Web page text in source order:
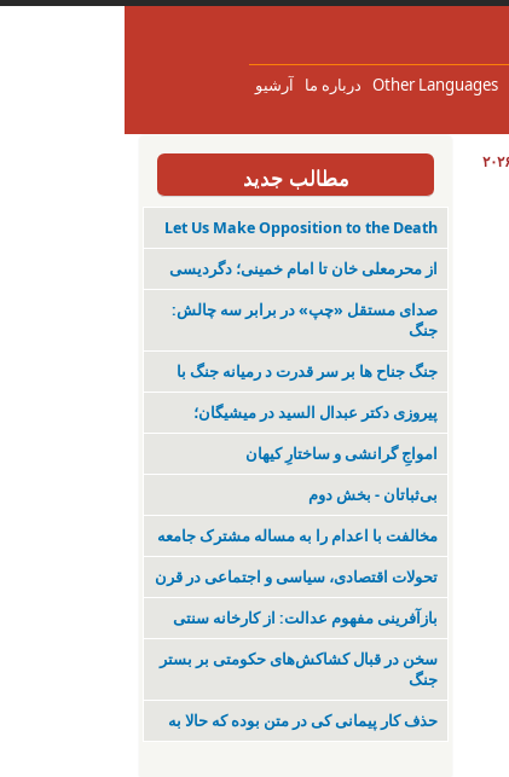
Other Languages درباره ما آرشیو
مطالب جدید
Let Us Make Opposition to the Death
از محرمعلی خان تا امام خمینی؛ دگردیسی
صدای مستقل «چپ» در برابر سه چالش:
جنگ
جنگ جناح ها بر سر قدرت د رمیانە جنگ با
پیروزی دکتر عبدال السید در میشیگان؛
‌امواجِ گرانشی و ساختارِ کیهان
بی‌ثباتان - بخش دوم
مخالفت با اعدام را به مساله مشترک جامعه
تحولات اقتصادی، سیاسی و اجتماعی در قرن
بازآفرینی مفهوم عدالت: از کارخانه سنتی
سخن در قبال کشاکش‌های حکومتی بر بستر
جنگ
حذف کار پیمانی کی در متن بودە کە حالا بە